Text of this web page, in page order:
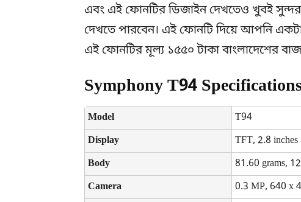
এবং এই ফোনটির ডিজাইন দেখতেও খুবই
দেখতে পারবেন। এই ফোনটি দিয়ে আপনি
এই ফোনটির মূল্য ১৫৫০ টাকা বাংলাদেশের
Symphony T94
Model
T94
Display
TFT, 2.8
Body
81.60 grams,
Camera
0.3 MP, 640 x